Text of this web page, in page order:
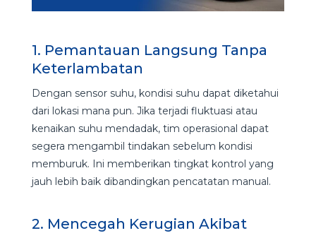
1. Pemantauan Langsung Tanpa
Keterlambatan
Dengan sensor suhu, kondisi suhu dapat diketahui
dari lokasi mana pun. Jika terjadi fluktuasi atau
kenaikan suhu mendadak, tim operasional dapat
segera mengambil tindakan sebelum kondisi
memburuk. Ini memberikan tingkat kontrol yang
jauh lebih baik dibandingkan pencatatan manual.
2. Mencegah Kerugian Akibat